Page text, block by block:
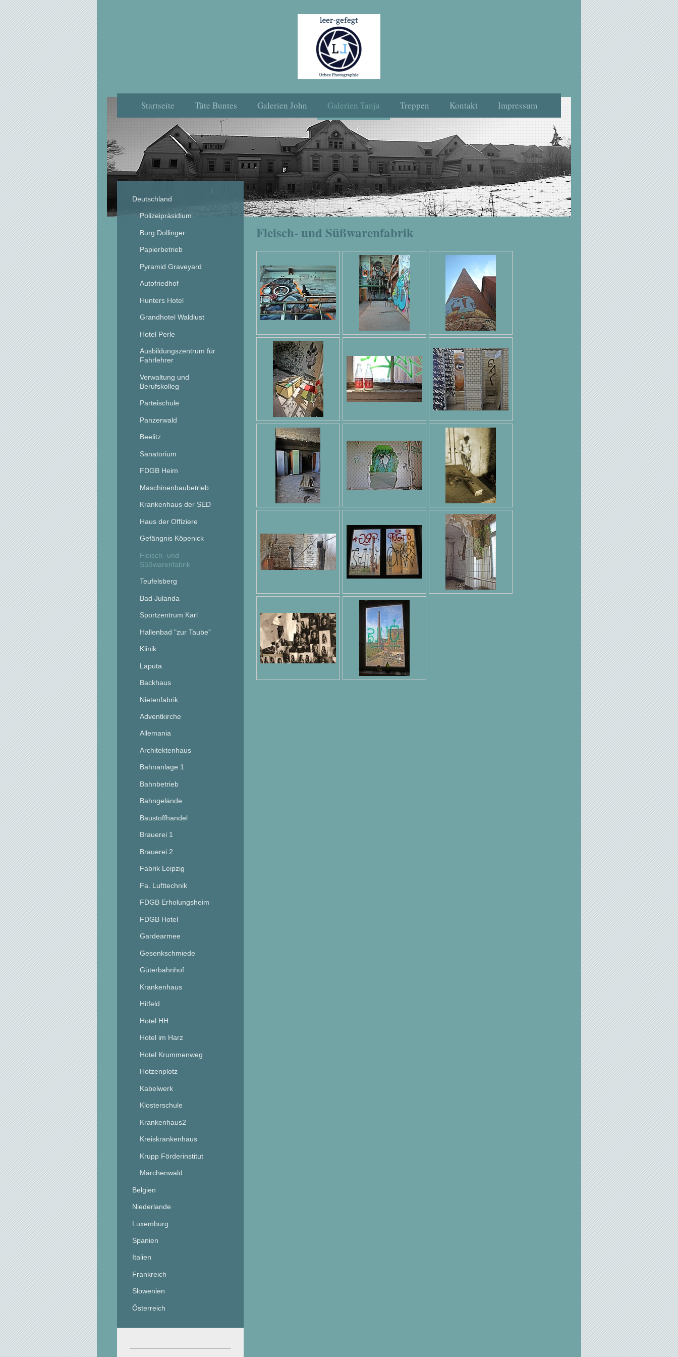
Startseite Tüte Buntes Galerien John Galerien Tanja Treppen Kontakt Impressum
Fleisch- und Süßwarenfabrik
Deutschland
Polizeipräsidium
Burg Dollinger
Papierbetrieb
Pyramid Graveyard
Autofriedhof
Hunters Hotel
Grandhotel Waldlust
Hotel Perle
Ausbildungszentrum für
Fahrlehrer
Verwaltung und
Berufskolleg
Parteischule
Panzerwald
Beelitz
Sanatorium
FDGB Heim
Maschinenbaubetrieb
Krankenhaus der SED
Haus der Offiziere
Gefängnis Köpenick
Fleisch- und
Süßwarenfabrik
Teufelsberg
Bad Julanda
Sportzentrum Karl
Hallenbad "zur Taube"
Klinik
Laputa
Backhaus
Nietenfabrik
Adventkirche
Allemania
Architektenhaus
Bahnanlage 1
Bahnbetrieb
Bahngelände
Baustoffhandel
Brauerei 1
Brauerei 2
Fabrik Leipzig
Fa. Lufttechnik
FDGB Erholungsheim
FDGB Hotel
Gardearmee
Gesenkschmiede
Güterbahnhof
Krankenhaus
Hitfeld
Hotel HH
Hotel im Harz
Hotel Krummenweg
Hotzenplotz
Kabelwerk
Klosterschule
Krankenhaus2
Kreiskrankenhaus
Krupp Förderinstitut
Märchenwald
Belgien
Niederlande
Luxemburg
Spanien
Italien
Frankreich
Slowenien
Österreich